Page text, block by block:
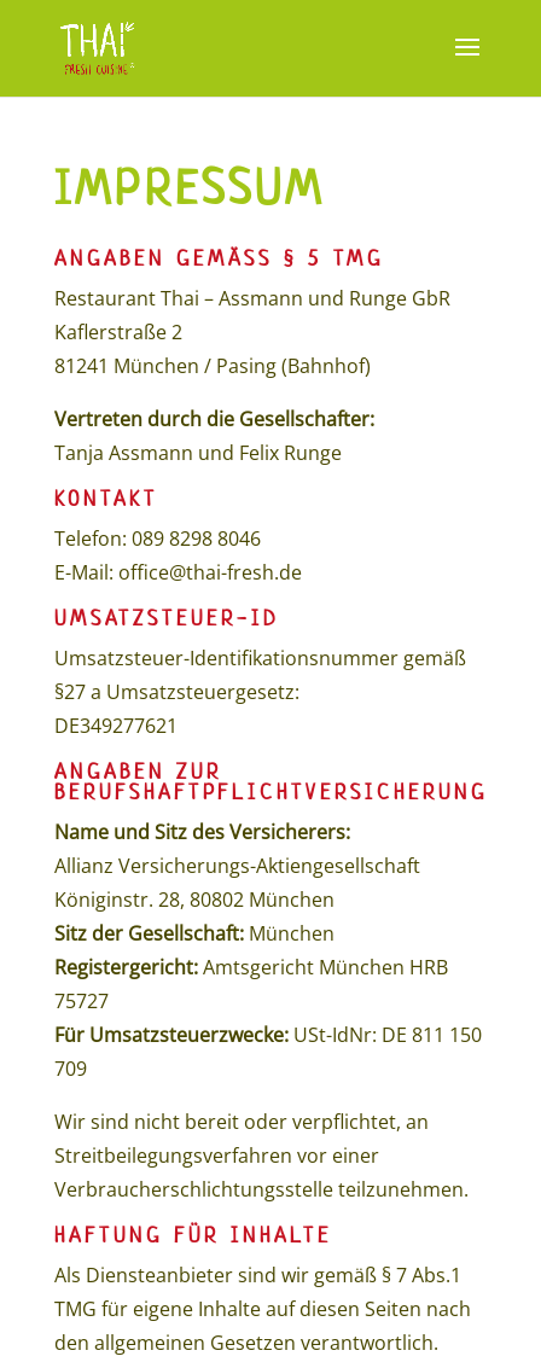
IMPRESSUM
ANGABEN GEMÄSS § 5 TMG
Restaurant Thai – Assmann und Runge GbR
Kaflerstraße 2
81241 München / Pasing (Bahnhof)
Vertreten durch die Gesellschafter:
Tanja Assmann und Felix Runge
KONTAKT
Telefon: 089 8298 8046
E-Mail: office@thai-fresh.de
UMSATZSTEUER-ID
Umsatzsteuer-Identifikationsnummer gemäß
§27 a Umsatzsteuergesetz:
DE349277621
ANGABEN ZUR
BERUFSHAFTPFLICHTVERSICHERUNG
Name und Sitz des Versicherers:
Allianz Versicherungs-Aktiengesellschaft
Königinstr. 28, 80802 München
Sitz der Gesellschaft:München
Registergericht:Amtsgericht München HRB
75727
Für Umsatzsteuerzwecke:USt-IdNr: DE 811 150
709
Wir sind nicht bereit oder verpflichtet, an
Streitbeilegungsverfahren vor einer
Verbraucherschlichtungsstelle teilzunehmen.
HAFTUNG FÜR INHALTE
Als Diensteanbieter sind wir gemäß § 7 Abs.1
TMG für eigene Inhalte auf diesen Seiten nach
den allgemeinen Gesetzen verantwortlich.